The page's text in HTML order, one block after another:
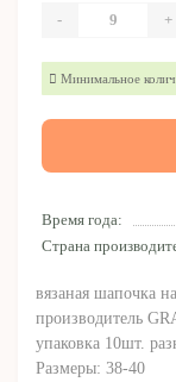
Время года:
Страна
вязаная шапочка
производитель
упаковка 10шт.
Размеры: 38-40
- +
Минимальное